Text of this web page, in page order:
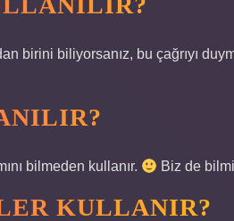
birini biliyorsanız, bu çağrıyı
bilmeden kullanır. Biz de
KULLANIR?